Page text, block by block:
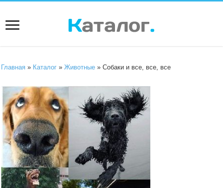
Главная » Каталог »Животные » Собаки и все, все, все